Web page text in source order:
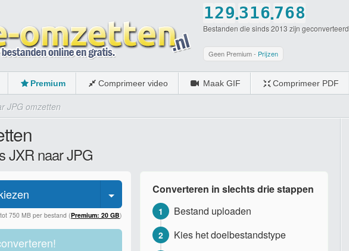
1
2
3
4
5
6
0
2
3
4
5
6
7
9
0
.3
4
5
6
7
8
1
2
3
4
5
6
0
6
7
8
9
0
.7
8
9
0
6
7
9
0
8
9
Bestanden die sinds 2013 zijn geconverteerd
Geen Premium - Prijzen
Premium Comprimeer video Maak GIF Comprimeer PDF
JPG omzetten
JXR naar JPG
750 MB per bestand (Premium: 20 GB)
Converteren in slechts drie stappen
1 Bestand uploaden
2 Kies het doelbestandstype